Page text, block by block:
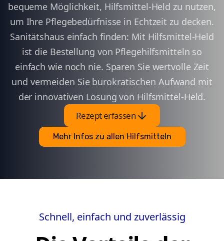
bequeme Möglichkeit, Hilfsmittel-Held zu nutzen,
um Ihre Pflegebedürfnisse in Echtzeit zu decken.
Sanitätshaus einfach finden: Mit Hilfsmittel-Held
ist die Bestellung von Pflegehilfsmitteln so
einfach wie noch nie. Sparen Sie wertvolle Zeit
und vermeiden Sie bürokratischen Aufwand mit
der innovativen Lösung von Hilfsmittel-Held.
Rezept erfassenarrow_downward
Mehr Infos zu allen Hilfsmitteln
Schnell, einfach und zuverlässig